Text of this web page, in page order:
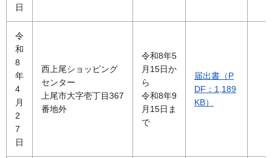
日
令
和
8
年
4
月
2
7
日
西上尾ショッピング
センター
上尾市大字壱丁目367
番地外
令和8年5
月15日か
ら
令和8年9
月15日ま
で
届出書（P
DF：1,189
KB）